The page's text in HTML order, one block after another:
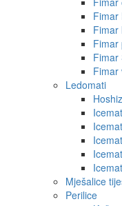
Fimar
Fimar
Fimar
Fimar
Fimar
Ledomati
Mješalice
Perilice